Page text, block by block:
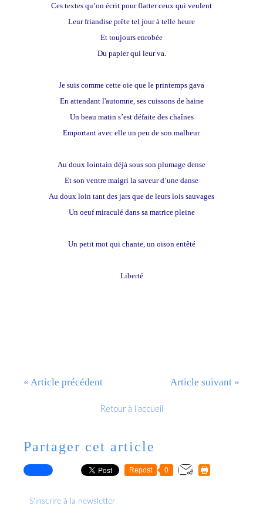
Ces textes qu’on écrit pour flatter ceux qui veulent
Leur friandise prête tel jour à telle heure
Et toujours enrobée
Du papier qui leur va.
Je suis comme cette oie que le printemps gava
En attendant l'automne, ses cuissons de haine
Un beau matin s’est défaite des chaînes
Emportant avec elle un peu de son malheur.
Au doux lointain déjà sous son plumage dense
Et son ventre maigri la saveur d’une danse
Au doux loin tant des jars que de leurs lois sauvages
Un oeuf miraculé dans sa matrice pleine
Un petit mot qui chante, un oison entêté
Liberté
« Article précédent Article suivant »
Retour à l'accueil
Partager cet article
Repost 0
S'inscrire à la newsletter